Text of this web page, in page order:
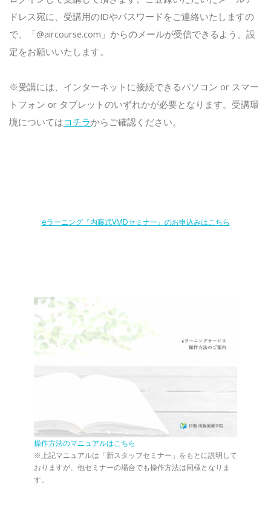
ドレス宛に、受講用のIDやパスワードをご連絡いたしますの
で、「@aircourse.com」からのメールが受信できるよう、設
定をお願いいたします。
※受講には、インターネットに接続できるパソコン or スマー
トフォン or タブレットのいずれかが必要となります。受講環
境についてはコチラからご確認ください。
eラーニング『内藤式VMDセミナー』のお申込みはこちら
操作方法のマニュアルはこちら
※上記マニュアルは「新スタッフセミナー」をもとに説明して
おりますが、他セミナーの場合でも操作方法は同様となりま
す。